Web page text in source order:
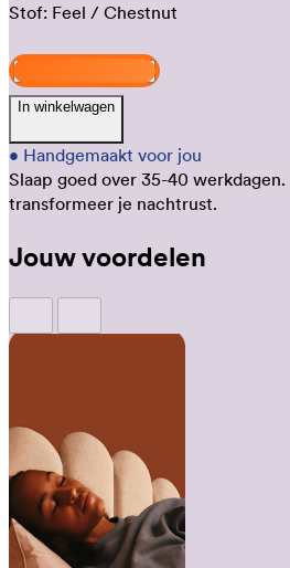
Stof: Feel / Chestnut
In winkelwagen
• Handgemaakt voor jou
Slaap goed over 35-40 werkdagen.
transformeer je nachtrust.
Jouw voordelen